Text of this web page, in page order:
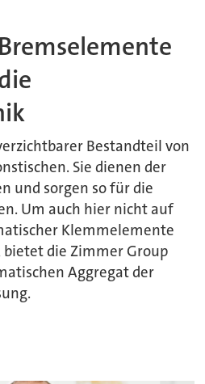
Bestandteil von
Sie dienen der
und sorgen so für die
Um auch hier nicht auf
Klemmelemente
die Zimmer Group
Aggregat der